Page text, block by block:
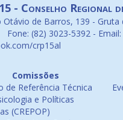
- Conselho Regional
de Barros, 139 -
Fone: (82) 3023-5392 -
crp15al
Comissões
de Referência Técnica
e Políticas
(CREPOP)